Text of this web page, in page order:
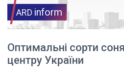
ARD inform
Оптимальні сорти
центру України